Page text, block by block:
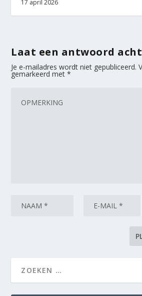
17 april 2026
Laat een antwoord
Je e-mailadres wordt niet gepubliceerd.
gemarkeerd met*